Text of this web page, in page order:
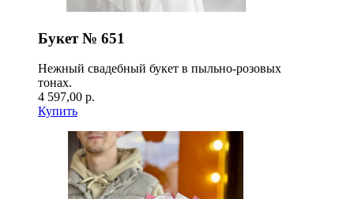
Букет № 651
Нежный свадебный букет в пыльно-розовых
тонах.
4 597,00 р.
Купить